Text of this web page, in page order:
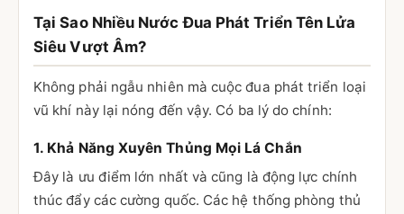
Tại Sao Nhiều Nước Đua Phát Triển Tên Lửa
Siêu Vượt Âm?
Không phải ngẫu nhiên mà cuộc đua phát triển loại
vũ khí này lại nóng đến vậy. Có ba lý do chính:
1. Khả Năng Xuyên Thủng Mọi Lá Chắn
Đây là ưu điểm lớn nhất và cũng là động lực chính
thúc đẩy các cường quốc. Các hệ thống phòng thủ